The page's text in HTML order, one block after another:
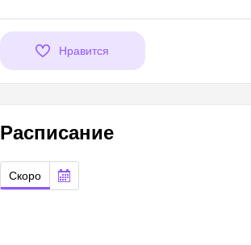
Нравится
Расписание
Скоро